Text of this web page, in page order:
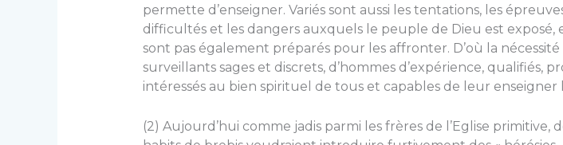
permette d’enseigner. Variés sont aussi les tentations, les
difficultés et les dangers auxquels le peuple de Dieu est exposé,
sont pas également préparés pour les affronter. D’où la nécessité
surveillants sages et discrets, d’hommes d’expérience, qualifiés,
intéressés au bien spirituel de tous et capables de leur enseigner
(2) Aujourd’hui comme jadis parmi les frères de l’Eglise primitive,